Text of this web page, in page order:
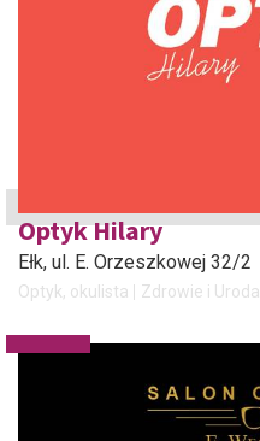
Optyk Hilary
Ełk, ul. E. Orzeszkowej 32/2
Optyk, okulista Zdrowie i Uroda